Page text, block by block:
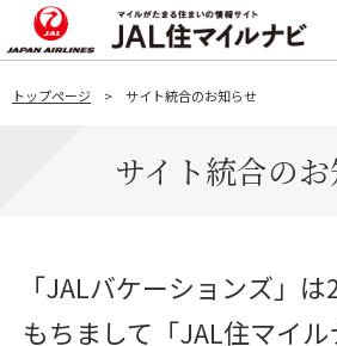
トップページ サイト統合のお知らせ
サイト統合の
「JALバケーションズ」
もちまして「JAL住マイ